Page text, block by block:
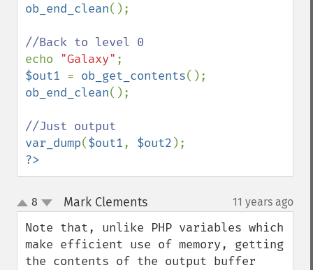
ob_end_clean();
echo "Galaxy"
$out1 = ob_get_contents
ob_end_clean();
var_dump($out1, $out2
?>
up
down
8 Mark Clements¶ 11 years ago
Note that, unlike PHP variables which
make efficient use of memory, getting
the contents of the output buffer